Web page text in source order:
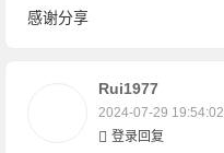
感谢分享
Rui1977
2024-07-29 19:54:02
登录回复